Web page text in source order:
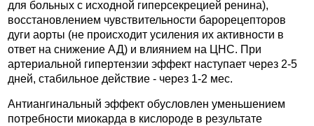
для больных с исходной гиперсекрецией ренина),
восстановлением чувствительности барорецепторов
дуги аорты (не происходит усиления их активности в
ответ на снижение АД) и влиянием на ЦНС. При
артериальной гипертензии эффект наступает через 2-5
дней, стабильное действие - через 1-2 мес.
Антиангинальный эффект обусловлен уменьшением
потребности миокарда в кислороде в результате